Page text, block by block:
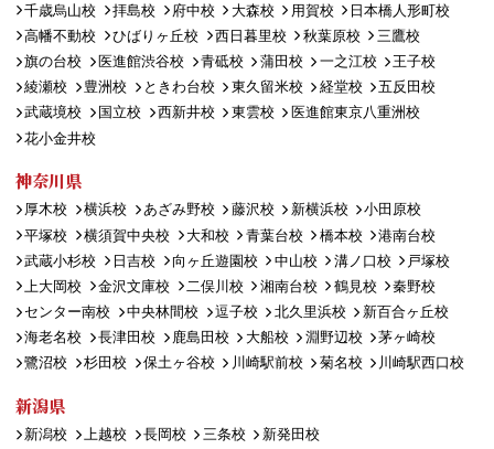
千歳烏山校
拝島校 府中校 大森校 用賀校
日本橋人形町校
高幡不動校
ひばりヶ丘校 西日暮里校 秋葉原校
三鷹校
旗の台校
医進館渋谷校 青砥校 蒲田校 一之江校
王子校
綾瀬校
豊洲校 ときわ台校 東久留米校 経堂校
五反田校
武蔵境校
国立校 西新井校 東雲校
医進館東京八重洲校
花小金井校
神奈川県
厚木校 横浜校 あざみ野校 藤沢校 新横浜校
小田原校
平塚校
横須賀中央校 大和校 青葉台校 橋本校
港南台校
武蔵小杉校
日吉校 向ヶ丘遊園校 中山校 溝ノ口校
戸塚校
上大岡校
金沢文庫校 二俣川校 湘南台校 鶴見校
秦野校
センター南校
中央林間校 逗子校 北久里浜校
新百合ヶ丘校
海老名校
長津田校 鹿島田校 大船校 淵野辺校
茅ヶ崎校
鷺沼校
杉田校 保土ヶ谷校 川崎駅前校 菊名校 川崎駅西口校
新潟県
新潟校 上越校 長岡校 三条校 新発田校